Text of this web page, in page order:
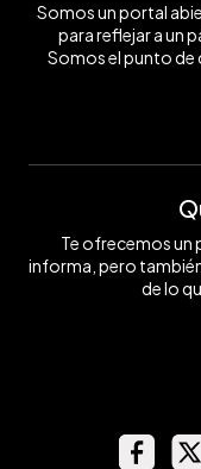
Somos un portal
para reflejar a un
Somos el punto de
Te ofrecemos un
informa, pero
de lo